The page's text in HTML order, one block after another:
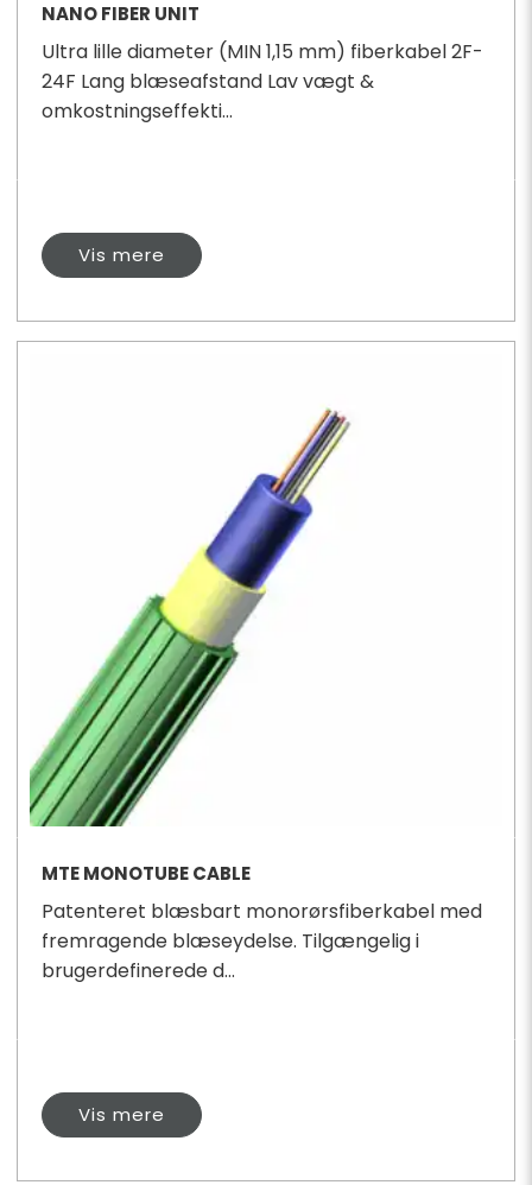
NANO FIBER UNIT
Ultra lille diameter (MIN 1,15 mm) fiberkabel 2F-
24F Lang blæseafstand Lav vægt &
omkostningseffekti...
Vis mere
MTE MONOTUBE CABLE
Patenteret blæsbart monorørsfiberkabel med
fremragende blæseydelse. Tilgængelig i
brugerdefinerede d...
Vis mere